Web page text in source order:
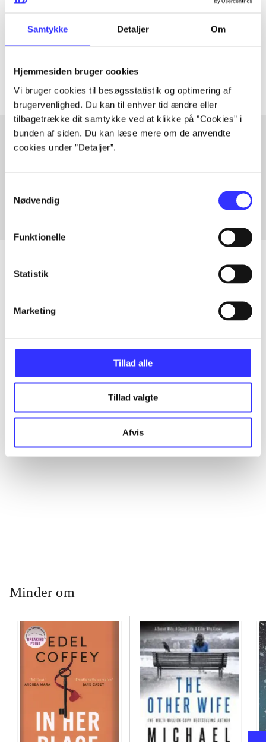
Samtykke Detaljer Om
Hjemmesiden bruger cookies
Vi bruger cookies til besøgsstatistik og optimering af
brugervenlighed. Du kan til enhver tid ændre eller
tilbagetrække dit samtykke ved at klikke på ”Cookies” i
bunden af siden. Du kan læse mere om de anvendte
cookies under ”Detaljer”.
Nødvendig
Funktionelle
Statistik
Marketing
Tillad alle
Tillad valgte
Afvis
lorem ipsum dolor sit amet ...
Alle registrerede artikler fordelt på udgivelser
...
...
Minder om